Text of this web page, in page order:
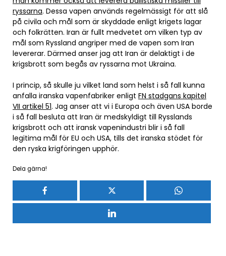
ryssarna. Dessa vapen används regelmässigt för att slå
på civila och mål som är skyddade enligt krigets lagar
och folkrätten. Iran är fullt medvetet om vilken typ av
mål som Ryssland angriper med de vapen som Iran
levererar. Därmed anser jag att Iran är delaktigt i de
krigsbrott som begås av ryssarna mot Ukraina.
I princip, så skulle ju vilket land som helst i så fall kunna
anfalla iranska vapenfabriker enligt FN stadgans kapitel
VII artikel 51. Jag anser att vi i Europa och även USA borde
i så fall besluta att Iran är medskyldigt till Rysslands
krigsbrott och att iransk vapenindustri blir i så fall
legitima mål för EU och USA, tills det iranska stödet för
den ryska krigföringen upphör.
Dela gärna!